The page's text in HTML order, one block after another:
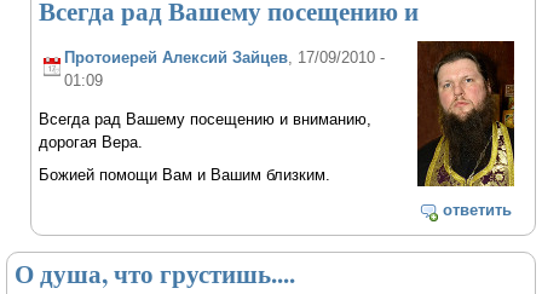
Всегда рад Вашему посещению и
Протоиерей Алексий Зайцев , 17/09/2010 -
01:09
Всегда рад Вашему посещению и вниманию,
дорогая Вера.
Божией помощи Вам и Вашим близким.
ответить
О душа, что грустишь....